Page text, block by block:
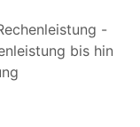
-
bis hin